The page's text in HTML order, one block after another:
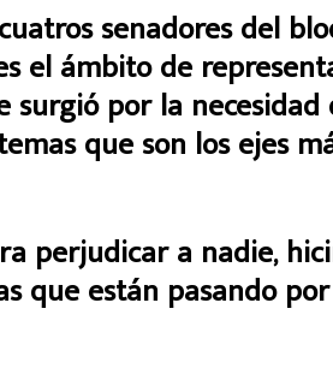
senadores del
el ámbito de
surgió por la
que son los ejes
perjudicar a nadie,
que están pasando